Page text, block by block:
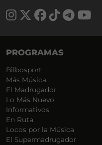
PROGRAMAS
Bilbosport
Más Música
El Madrugador
Lo Más Nuevo
Informativos
En Ruta
Locos por la Música
El Supermadrugador